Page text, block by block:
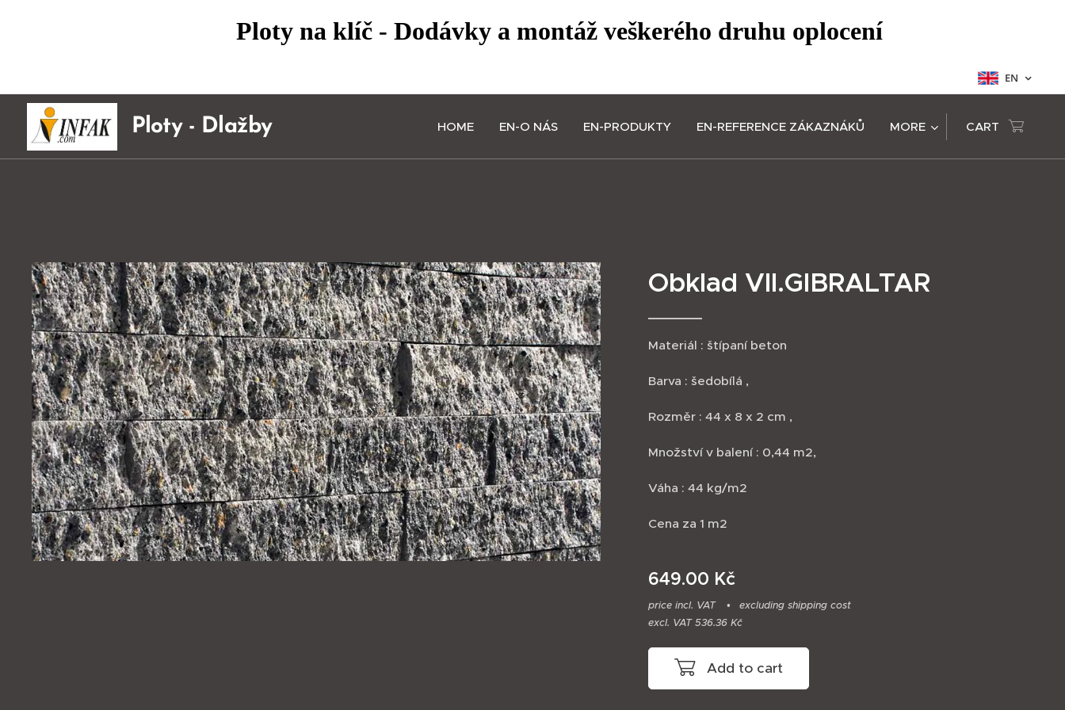
Ploty na klíč - Dodávky a montáž veškerého druhu oplocení
EN
Ploty - Dlažby HOME EN-O NÁS EN-PRODUKTY EN-REFERENCE ZÁKAZNÁKŮ MORE CART
Obklad VII.GIBRALTAR
Materiál : štípaní beton
Barva : šedobílá ,
Rozměr : 44 x 8 x 2 cm ,
Množství v balení : 0,44 m2,
Váha : 44 kg/m2
Cena za 1 m2
649.00 Kč
price incl. VAT
excluding shipping cost
excl. VAT 536.36 Kč
Add to cart